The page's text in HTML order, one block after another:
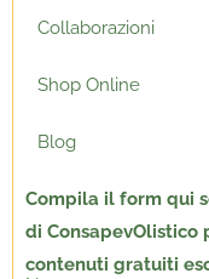
Collaborazioni
Shop Online
Blog
Compila il form qui
di ConsapevOlistico
contenuti gratuiti